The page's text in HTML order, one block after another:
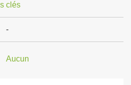
clés
-
Aucun